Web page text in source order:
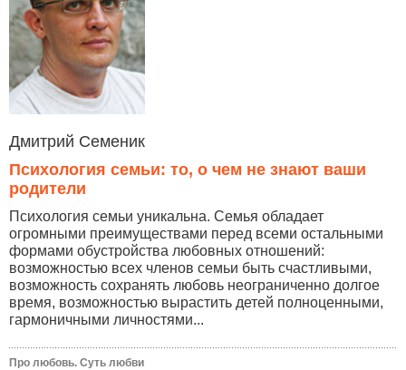
Дмитрий Семеник
Психология семьи: то, о чем не знают ваши
родители
Психология семьи уникальна. Семья обладает
огромными преимуществами перед всеми остальными
формами обустройства любовных отношений:
возможностью всех членов семьи быть счастливыми,
возможность сохранять любовь неограниченно долгое
время, возможностью вырастить детей полноценными,
гармоничными личностями...
Про любовь. Суть любви